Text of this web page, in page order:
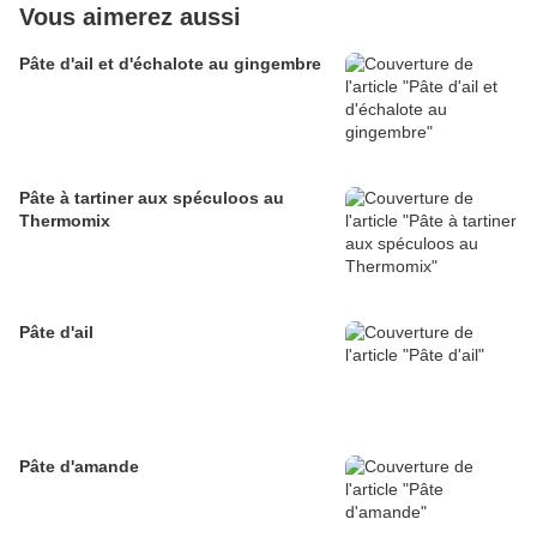
Vous aimerez aussi
Pâte d'ail et d'échalote au gingembre
Pâte à tartiner aux spéculoos au
Thermomix
Pâte d'ail
Pâte d'amande